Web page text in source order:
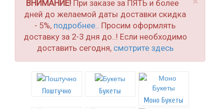
ВНИМАНИЕ! При заказе за ПЯТЬ и более
дней до желаемой даты доставки скидка
- 5%, подробнее.. Просим оформлять
доставку за 2-3 дня до..! Если необходимо
доставить сегодня, смотрите здесь
Поштучно
Букеты
Моно Букеты